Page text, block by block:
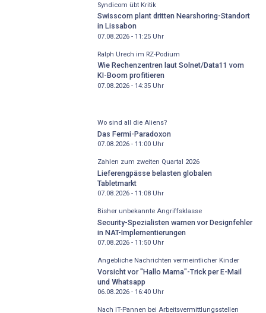
Syndicom übt Kritik
Swisscom plant dritten Nearshoring-Standort
in Lissabon
07.08.2026 - 11:25Uhr
Ralph Urech im RZ-Podium
Wie Rechenzentren laut Solnet/Data11 vom
KI-Boom profitieren
07.08.2026 - 14:35Uhr
Wo sind all die Aliens?
Das Fermi-Paradoxon
07.08.2026 - 11:00Uhr
Zahlen zum zweiten Quartal 2026
Lieferengpässe belasten globalen
Tabletmarkt
07.08.2026 - 11:08Uhr
Bisher unbekannte Angriffsklasse
Security-Spezialisten warnen vor Designfehler
in NAT-Implementierungen
07.08.2026 - 11:50Uhr
Angebliche Nachrichten vermeintlicher Kinder
Vorsicht vor "Hallo Mama"-Trick per E-Mail
und Whatsapp
06.08.2026 - 16:40Uhr
Nach IT-Pannen bei Arbeitsvermittlungsstellen